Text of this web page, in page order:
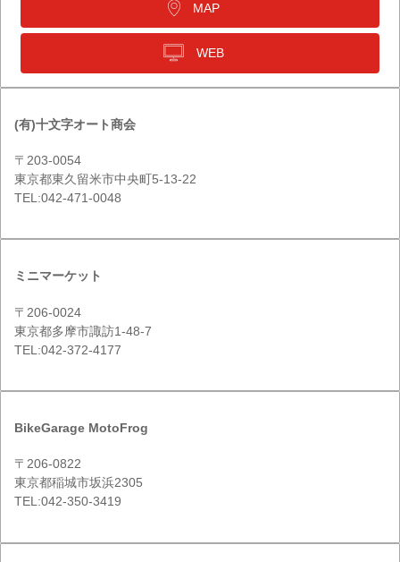
MAP
WEB
(有)十文字オート商会
〒203-0054
東京都東久留米市中央町5-13-22
TEL:042-471-0048
ミニマーケット
〒206-0024
東京都多摩市諏訪1-48-7
TEL:042-372-4177
BikeGarage MotoFrog
〒206-0822
東京都稲城市坂浜2305
TEL:042-350-3419